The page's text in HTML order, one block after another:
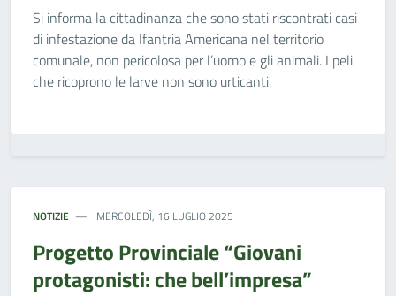
Si informa la cittadinanza che sono stati riscontrati casi
di infestazione da Ifantria Americana nel territorio
comunale, non pericolosa per l’uomo e gli animali. I peli
che ricoprono le larve non sono urticanti.
NOTIZIE MERCOLEDÌ, 16 LUGLIO 2025
Progetto Provinciale “Giovani
protagonisti: che bell’impresa”